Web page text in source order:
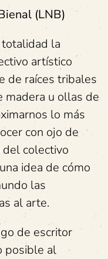
(LNB)
la
artístico
de raíces tribales
madera u ollas de
lo más
con ojo de
colectivo
idea de cómo
las
al arte.
de escritor
posible al